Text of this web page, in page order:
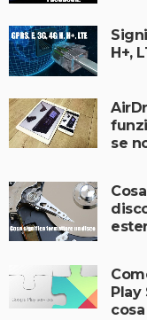
H+,
se
Play